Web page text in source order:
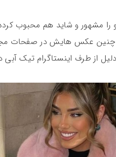
او را مشهور و شاید هم محبوب
عکس هایش در صفحات
از طرف اینستاگرام تیک